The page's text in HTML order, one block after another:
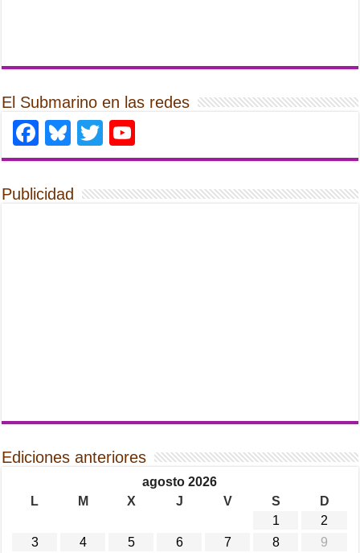
El Submarino en las redes
Facebook
Bluesky
Twitter
Publicidad
Ediciones anteriores
agosto 2026
L
M X J V S
D
1
2
3
4 5 6 7 8
9